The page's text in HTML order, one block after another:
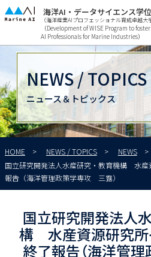
海洋AI・データサイエンス学
（海洋産業AIプロフェッショナル育成卓越大
（Development of WISE Program to foster
AI Professionals for Marine Industries）
NEWS / TOPICS
ニュース＆トピックス
HOME NEWS / TOPICS
NEWS
国立研究開発法人水産研究・教育機構 水産
報告（海洋管理政策学専攻 三露）
国立研究開発法人
構 水産資源研究所
終了報告（海洋管